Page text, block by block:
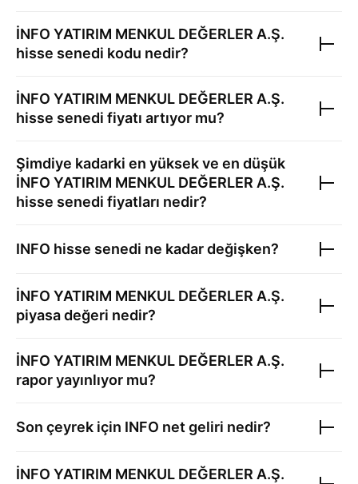
İNFO YATIRIM MENKUL DEĞERLER A.Ş.
hisse senedi kodu nedir?
İNFO YATIRIM MENKUL DEĞERLER A.Ş.
hisse senedi fiyatı artıyor mu?
Şimdiye kadarki en yüksek ve en düşük
İNFO YATIRIM MENKUL DEĞERLER A.Ş.
hisse senedi fiyatları nedir?
INFO hisse senedi ne kadar değişken?
İNFO YATIRIM MENKUL DEĞERLER A.Ş.
piyasa değeri nedir?
İNFO YATIRIM MENKUL DEĞERLER A.Ş.
rapor yayınlıyor mu?
Son çeyrek için INFO net geliri nedir?
İNFO YATIRIM MENKUL DEĞERLER A.Ş.